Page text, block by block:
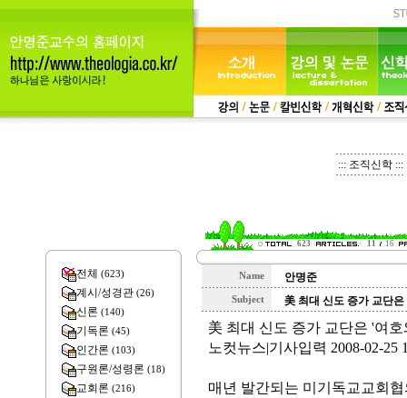
::: 조직신학 :::
623 11 16
전체 (623)
계시/성경관 (26)
신론 (140)
기독론 (45)
인간론 (103)
구원론/성령론 (18)
교회론 (216)
Name 안명준
Subject 美 최대 신도 증가 교단
美 최대 신도 증가 교단은 '여
노컷뉴스|기사입력 2008-02-25
매년 발간되는 미기독교교회